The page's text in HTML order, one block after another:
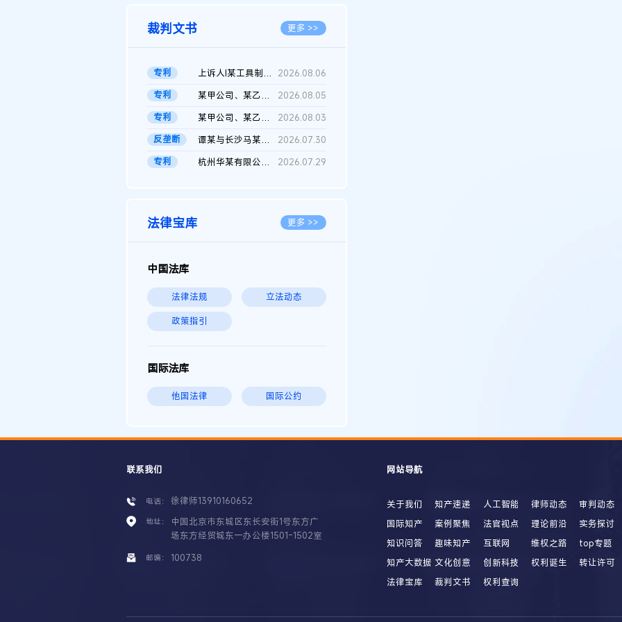
裁判文书 更多 >>
专利 上诉人I某工具制品有限公司与被上诉人程某及一审被告中华人民共和...
2026.08.06
专利
某甲公司、某乙公司、某丙公司申请诉前行为保全复议裁定书
2026.08.05
专利
某甲公司、某乙公司、官某与某丙公司专利申请权权属纠纷 二审判决...
2026.08.03
反垄断
谭某与长沙马某堆农产品股份有限公司滥用市场支配地位纠纷二审裁...
2026.07.30
专利
杭州华某有限公司与菲某有限公司侵害发明专利权纠纷 2026.07.29
法律宝库 更多 >>
中国法库
法律法规 立法动态
政策指引
国际法库
他国法律 国际公约
联系我们
电话： 徐律师13910160652
地址：
中国北京市东城区东长安街1号东方广
场东方经贸城东一办公楼1501-1502室
邮编： 100738
网站导航
关于我们 知产速递 人工智能 律师动态
审判动态
国际知产
案例聚焦 法官视点 理论前沿
实务探讨
知识问答
趣味知产 互联网 维权之路
top专题
知产大数据 文化创意 创新科技 权利诞生
转让许可
法律宝库
裁判文书 权利查询